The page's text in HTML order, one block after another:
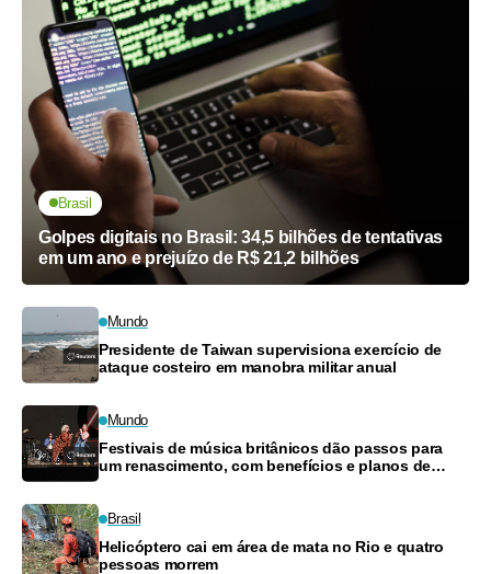
Brasil
Golpes digitais no Brasil: 34,5 bilhões de tentativas
em um ano e prejuízo de R$ 21,2 bilhões
Mundo
Presidente de Taiwan supervisiona exercício de
ataque costeiro em manobra militar anual
Mundo
Festivais de música britânicos dão passos para
um renascimento, com benefícios e planos de
Brasil
Helicóptero cai em área de mata no Rio e quatro
pessoas morrem